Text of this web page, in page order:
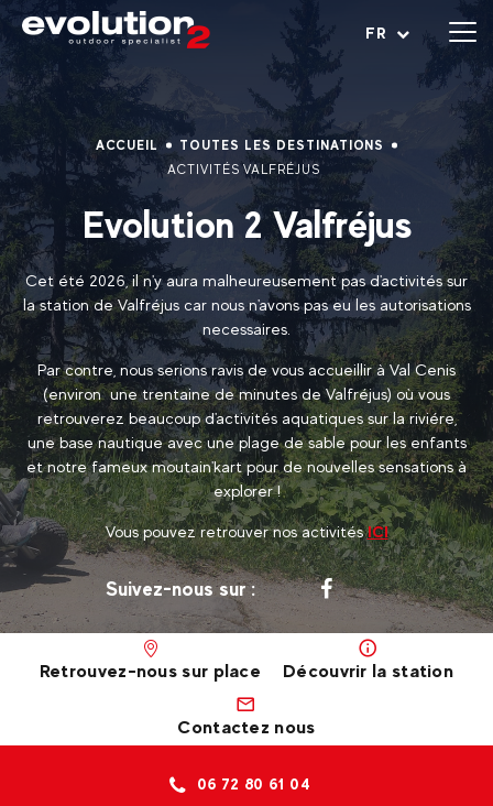
FR
Ouvrir le menu
ACCUEIL
TOUTES LES DESTINATIONS
ACTIVITÉS VALFRÉJUS
Evolution 2 Valfréjus
Cet été 2026, il n'y aura malheureusement pas d'activités sur
la station de Valfréjus car nous n'avons pas eu les autorisations
necessaires.
Par contre, nous serions ravis de vous accueillir à Val Cenis
(environ une trentaine de minutes de Valfréjus) où vous
retrouverez beaucoup d'activités aquatiques sur la riviére,
une base nautique avec une plage de sable pour les enfants
et notre fameux moutain'kart pour de nouvelles sensations à
explorer !
Vous pouvez retrouver nos activitésICI
Suivez-nous sur :
Retrouvez-nous sur place Découvrir la station
Contactez nous
06 72 80 61 04